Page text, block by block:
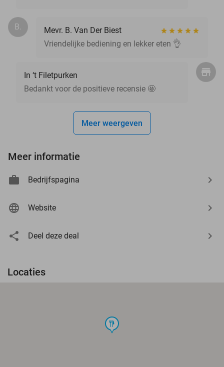
B.
Mevr. B. Van Der Biest
Vriendelijke bediening en lekker eten 👌
In ‘t Filetpurken
Bedankt voor de positieve recensie 🤩
Meer weergeven
Meer informatie
Bedrijfspagina
Website
Deel deze deal
Locaties
food